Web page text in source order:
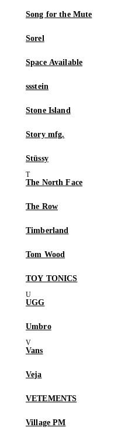
Song for the Mute
Sorel
Space Available
ssstein
Stone Island
Story mfg.
Stüssy
The North Face
The Row
Timberland
Tom Wood
TOY TONICS
UGG
Umbro
Vans
Veja
VETEMENTS
Village PM